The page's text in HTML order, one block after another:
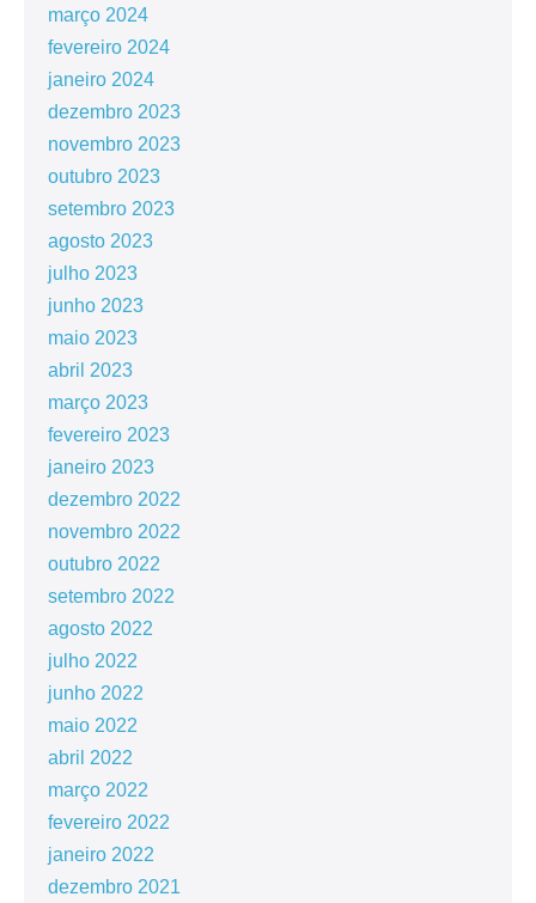
março 2024
fevereiro 2024
janeiro 2024
dezembro 2023
novembro 2023
outubro 2023
setembro 2023
agosto 2023
julho 2023
junho 2023
maio 2023
abril 2023
março 2023
fevereiro 2023
janeiro 2023
dezembro 2022
novembro 2022
outubro 2022
setembro 2022
agosto 2022
julho 2022
junho 2022
maio 2022
abril 2022
março 2022
fevereiro 2022
janeiro 2022
dezembro 2021